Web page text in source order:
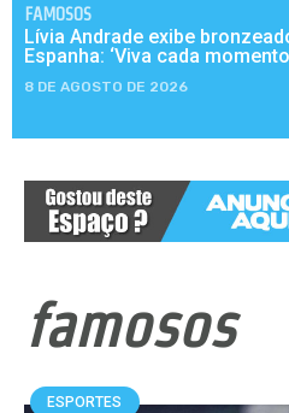
FAMOSOS
Lívia Andrade exibe
Espanha: ‘Viva cada
8 DE AGOSTO DE 2026
famosos
ESPORTES